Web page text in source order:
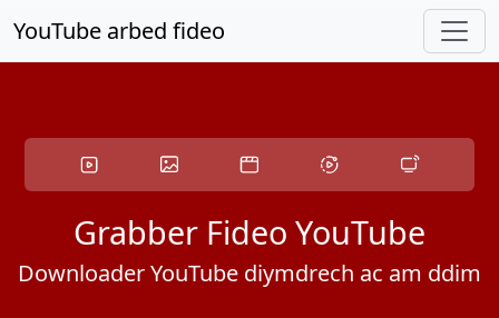
YouTube arbed fideo
Grabber Fideo YouTube
Downloader YouTube diymdrech ac am ddim